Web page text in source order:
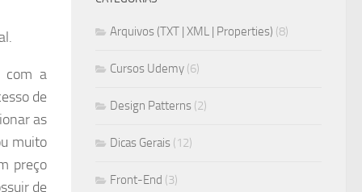
com a
de
as
muito
preço
de
Arquivos (TXT | XML | Properties) (8)
Cursos Udemy (6)
Design Patterns (2)
Dicas Gerais (12)
Front-End (3)